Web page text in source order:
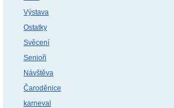
Výstava
Ostatky
Svěcení
Senioři
Návštěva
Čaroděnice
karneval